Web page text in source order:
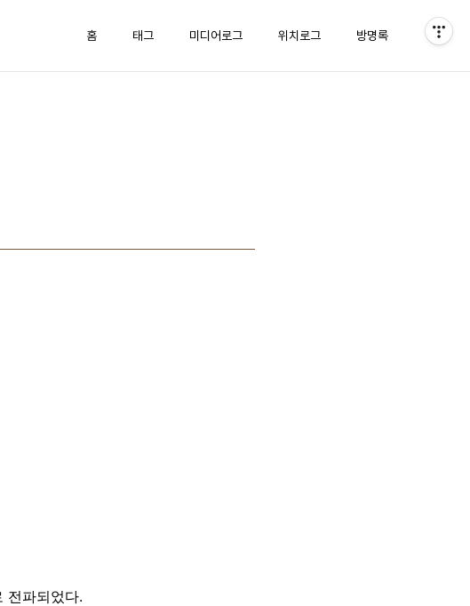
홈 태그 미디어로그 위치로그 방명록
전파되었다.